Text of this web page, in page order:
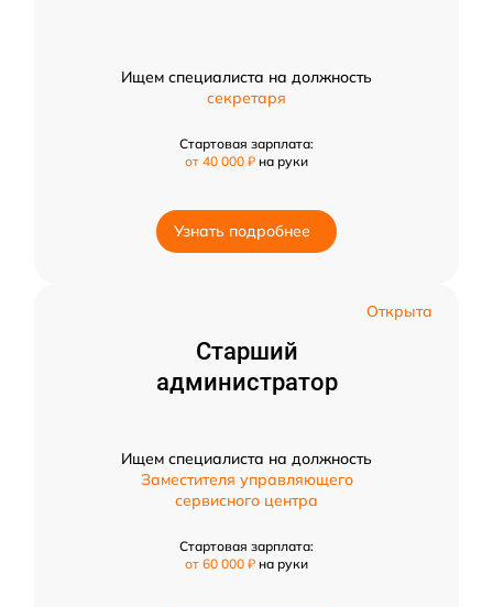
Ищем специалиста на должность
секретаря
Стартовая зарплата:
от 40 000 ₽ на руки
Узнать подробнее
Открыта
Старший
администратор
Ищем специалиста на должность
Заместителя управляющего
сервисного центра
Стартовая зарплата:
от 60 000 ₽ на руки